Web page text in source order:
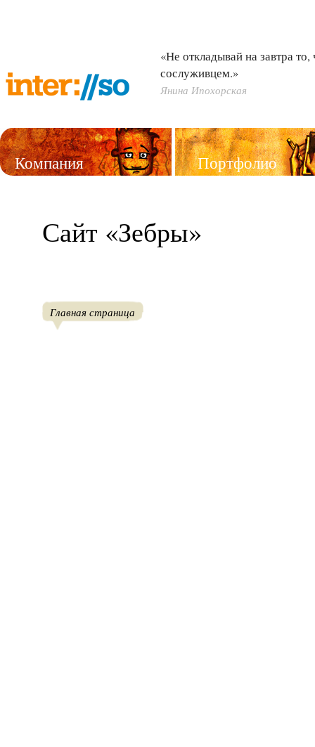
«Не откладывай на завтра
сослуживцем.»
Янина Ипохорская
Компания Портфолио
Сайт «Зебры»
Главная страница